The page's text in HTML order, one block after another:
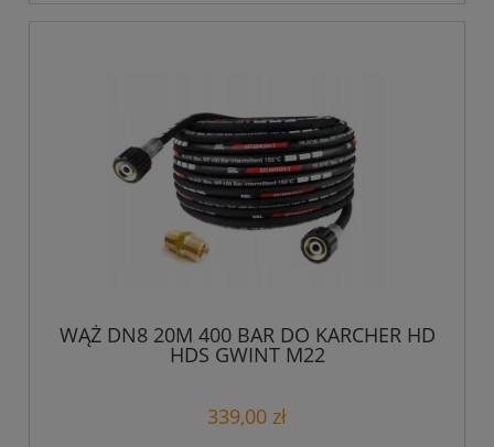
WĄŻ DN8 20M 400 BAR DO KARCHER HD
HDS GWINT M22
339,00 zł